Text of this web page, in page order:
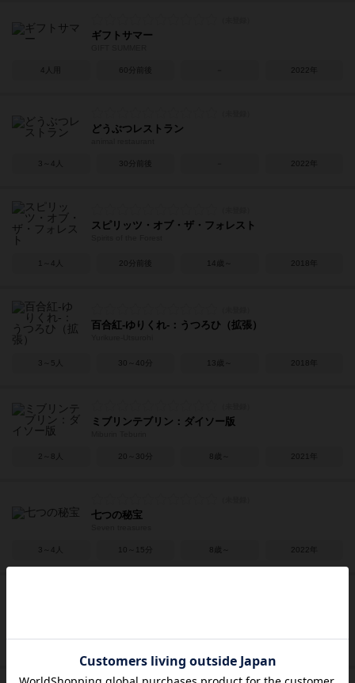
ギフトサマー
4人用 60分前後 2022年
どうぶつレストラン
3～4人 30分前後 2022年
スピリッツ・オブ・ザ・フォレスト
1～4人 20分前後 14歳～ 2018年
百合紅-ゆりくれ-：うつろひ（拡張）
3～5人 30～40分 13歳～ 2018年
ミブリンテブリン：ダイソー版
2～8人 20～30分 8歳～ 2021年
七つの秘宝
3～4人 10～15分 8歳～ 2022年